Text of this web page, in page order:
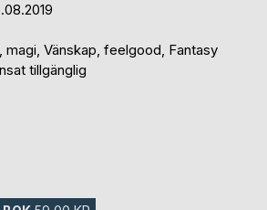
Vänskap, feelgood, Fantasy
tillgänglig